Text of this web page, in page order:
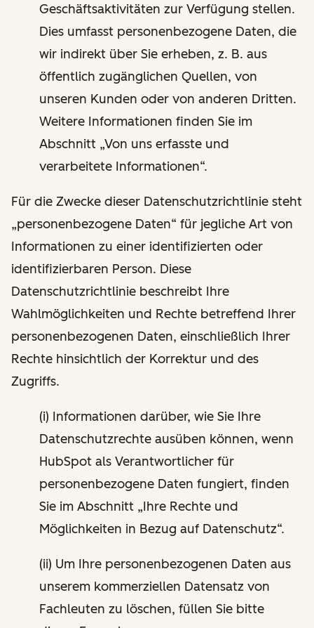
Geschäftsaktivitäten zur Verfügung stellen.
Dies umfasst personenbezogene Daten, die
wir indirekt über Sie erheben, z. B. aus
öffentlich zugänglichen Quellen, von
unseren Kunden oder von anderen Dritten.
Weitere Informationen finden Sie im
Abschnitt „Von uns erfasste und
verarbeitete Informationen“.
Für die Zwecke dieser Datenschutzrichtlinie steht
„personenbezogene Daten“ für jegliche Art von
Informationen zu einer identifizierten oder
identifizierbaren Person. Diese
Datenschutzrichtlinie beschreibt Ihre
Wahlmöglichkeiten und Rechte betreffend Ihrer
personenbezogenen Daten, einschließlich Ihrer
Rechte hinsichtlich der Korrektur und des
Zugriffs.
(i) Informationen darüber, wie Sie Ihre
Datenschutzrechte ausüben können, wenn
HubSpot als Verantwortlicher für
personenbezogene Daten fungiert, finden
Sie im Abschnitt „Ihre Rechte und
Möglichkeiten in Bezug auf Datenschutz“.
(ii) Um Ihre personenbezogenen Daten aus
unserem kommerziellen Datensatz von
Fachleuten zu löschen, füllen Sie bitte